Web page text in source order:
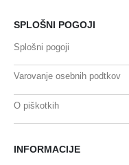
SPLOŠNI POGOJI
Splošni pogoji
Varovanje osebnih podtkov
O piškotkih
INFORMACIJE